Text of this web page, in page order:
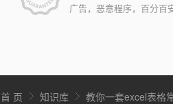
广告，恶意程序，百分百
首 页 知识库 教你一套excel表格